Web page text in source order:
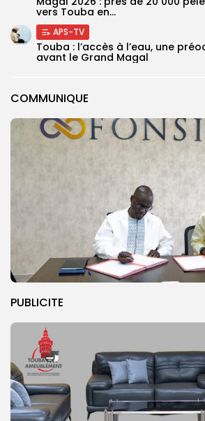
COMMUNIQUE
PUBLICITE
vers Touba en...
APS-TV
Touba : l’accès à l’eau, une
avant le Grand Magal